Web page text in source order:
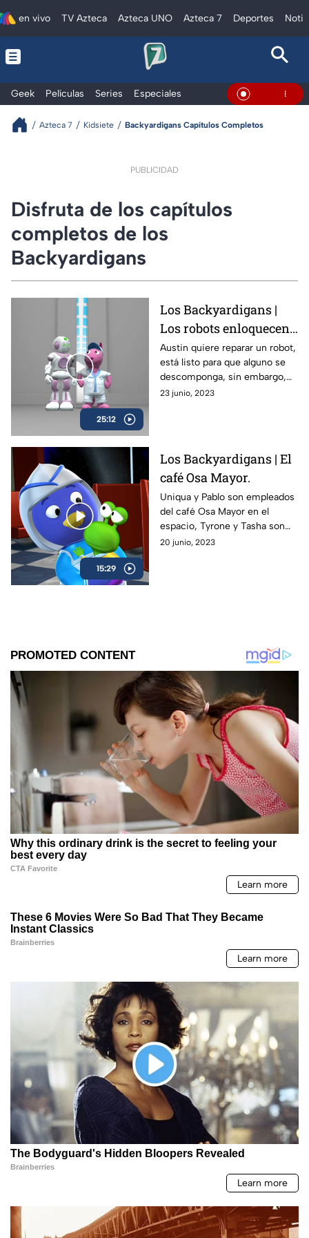
en vivo TV Azteca Azteca UNO Azteca 7 Deportes
Geek Películas Series Especiales En Vivo
Azteca 7 Kidsiete Backyardigans Capítulos Completos
PUBLICIDAD
Disfruta de los capítulos
completos de los
Backyardigans
25:12
Los Backyardigans |
Los robots enloquecen:
Parte 1.
Austin quiere reparar un robot,
está listo para que alguno se
descomponga, sin embargo,
los robots están muy bien
23 junio, 2023
15:29
Los Backyardigans | El
café Osa Mayor.
Uniqua y Pablo son empleados
del café Osa Mayor en el
espacio, Tyrone y Tasha son
policías espaciales y los cuatro
20 junio, 2023